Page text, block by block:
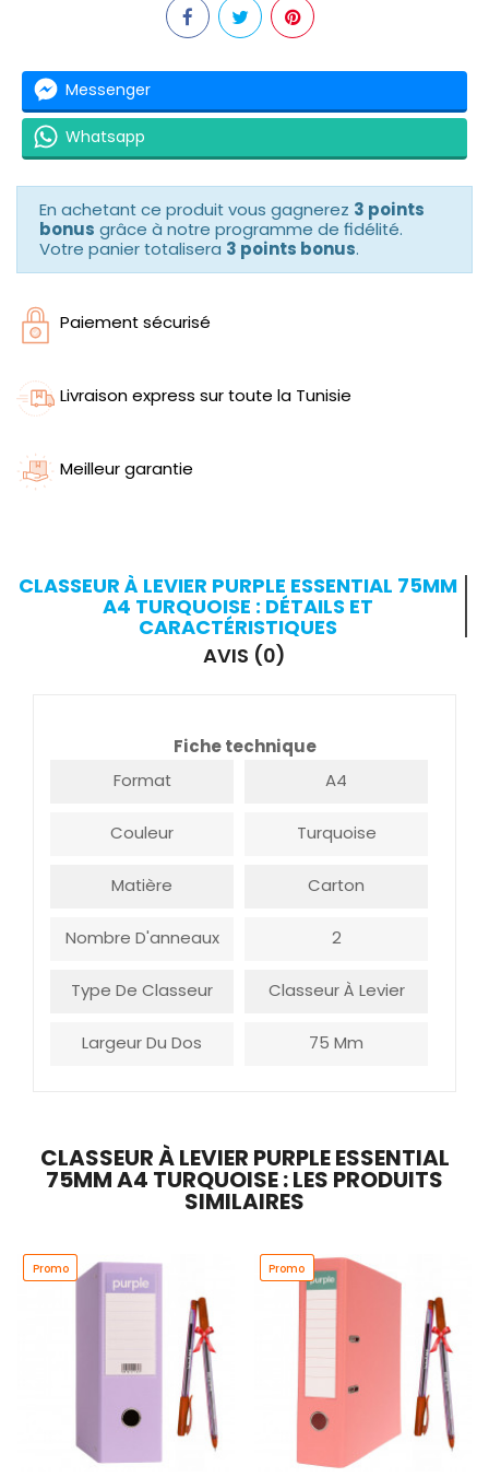
Messenger
Whatsapp
En achetant ce produit vous gagnerez 3 points
bonus grâce à notre programme de fidélité.
Votre panier totalisera 3 points bonus.
Paiement sécurisé
Livraison express sur toute la Tunisie
Meilleur garantie
CLASSEUR À LEVIER PURPLE ESSENTIAL 75MM
A4 TURQUOISE : DÉTAILS ET
CARACTÉRISTIQUES
AVIS (0)
Fiche technique
Format
A4
Couleur Turquoise
Matière Carton
Nombre D'anneaux 2
Type De Classeur Classeur À Levier
Largeur Du Dos 75 Mm
CLASSEUR À LEVIER PURPLE ESSENTIAL
75MM A4 TURQUOISE : LES PRODUITS
SIMILAIRES
Promo
Promo Promo
Promo